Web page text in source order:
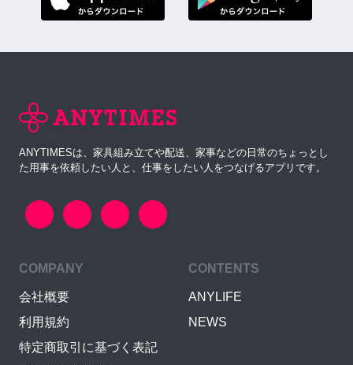
ANYTIMESは、家具組み立てや配送、家事などの日常のちょっとし
た用事を依頼したい人と、仕事をしたい人をつなげるアプリです。
COMPANY
会社概要
利用規約
特定商取引に基づく表記
CONTENTS
ANYLIFE
NEWS